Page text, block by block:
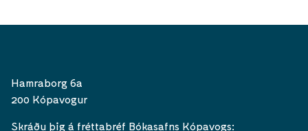
Hamraborg 6a
200 Kópavogur
Skráðu þig á fréttabréf Bókasafns Kópavogs: